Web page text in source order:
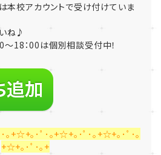
本校アカウントで受け付けていま
ね♪
～18：00は個別相談受付中！
｡+☆+｡･ﾟ･｡+☆+｡･ﾟ･｡+☆+｡･ﾟ･｡
+☆+｡･ﾟ･｡+